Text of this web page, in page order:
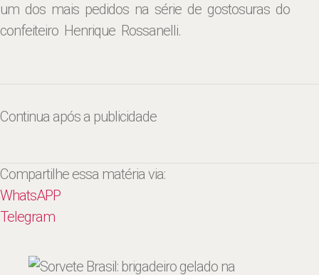
um dos mais pedidos na série de gostosuras do
confeiteiro Henrique Rossanelli.
Continua após a publicidade
Compartilhe essa matéria via:
WhatsAPP
Telegram